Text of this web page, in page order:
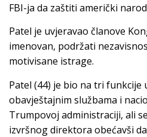
FBI-ja da zaštiti američki
Patel je uvjeravao članove
imenovan, podržati
motivisane istrage.
Patel (44) je bio na tri funkcije
obavještajnim službama i
Trumpovoj administraciji, ali
izvršnog direktora obećavši